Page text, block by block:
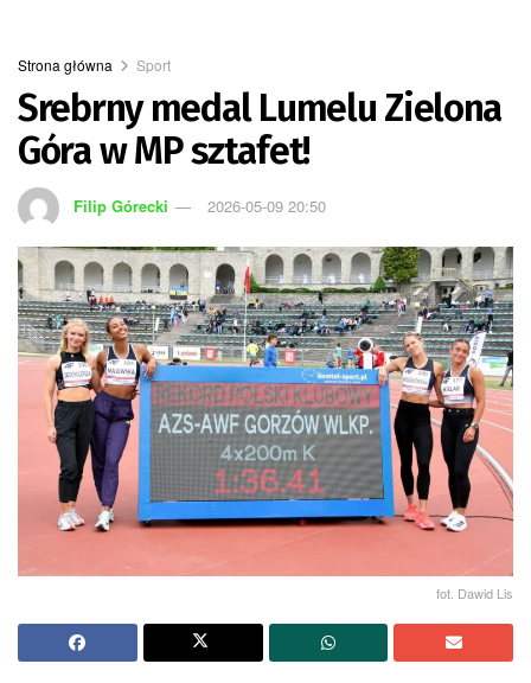
Strona główna Sport
Srebrny medal Lumelu Zielona
Góra w MP sztafet!
Filip Górecki 2026-05-09 20:50
fot. Dawid Lis